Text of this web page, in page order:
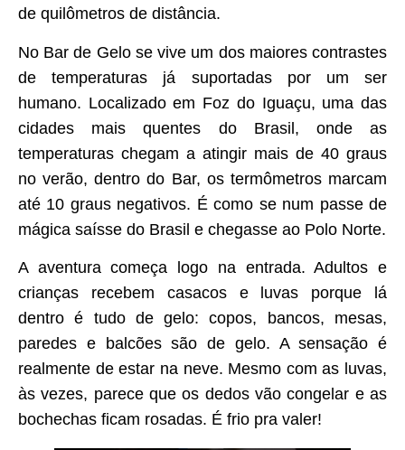
de quilômetros de distância.
No Bar de Gelo se vive um dos maiores contrastes
de temperaturas já suportadas por um ser
humano. Localizado em Foz do Iguaçu, uma das
cidades mais quentes do Brasil, onde as
temperaturas chegam a atingir mais de 40 graus
no verão, dentro do Bar, os termômetros marcam
até 10 graus negativos. É como se num passe de
mágica saísse do Brasil e chegasse ao Polo Norte.
A aventura começa logo na entrada. Adultos e
crianças recebem casacos e luvas porque lá
dentro é tudo de gelo: copos, bancos, mesas,
paredes e balcões são de gelo. A sensação é
realmente de estar na neve. Mesmo com as luvas,
às vezes, parece que os dedos vão congelar e as
bochechas ficam rosadas. É frio pra valer!